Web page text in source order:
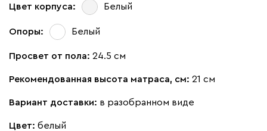
Цвет корпуса: Белый
Опоры: Белый
Просвет от пола: 24.5 см
Рекомендованная высота матраса, см: 21 см
Вариант доставки: в разобранном виде
Цвет: белый